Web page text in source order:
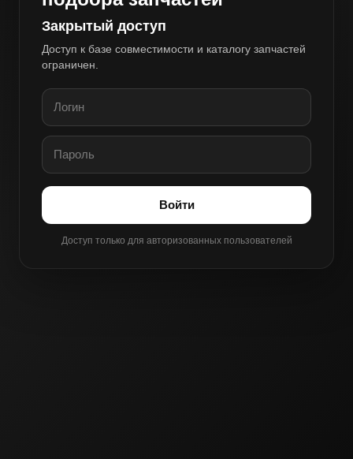
Закрытый доступ
Доступ к базе совместимости и каталогу запчастей
ограничен.
Войти
Доступ только для авторизованных пользователей